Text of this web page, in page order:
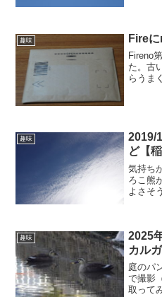
スナな
趣味 Fire
Fireno
た。古
らうま
趣味
2019/
ど【稲
気持ち
ろこ熊
よさそ
趣味
2025
カル
庭のパ
で撮影
取って